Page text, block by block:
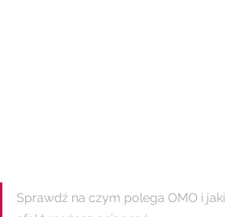
Sprawdź na czym polega OMO i jaki